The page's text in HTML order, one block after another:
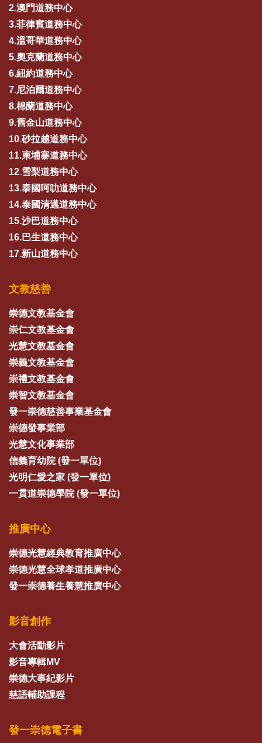
2.澳門道務中心
3.菲律賓道務中心
4.溫哥華道務中心
5.奧克蘭道務中心
6.紐約道務中心
7.尼泊爾道務中心
8.棉蘭道務中心
9.舊金山道務中心
10.砂拉越道務中心
11.柬埔寨道務中心
12.雪梨道務中心
13.泰國呵叻道務中心
14.泰國清邁道務中心
15.沙巴道務中心
16.巴生道務中心
17.新山道務中心
文教慈善
崇德文教基金會
崇仁文教基金會
光慧文教基金會
崇義文教基金會
崇禮文教基金會
崇智文教基金會
發一崇德慈善事業基金會
崇德發事業部
光慧文化事業部
信義育幼院 (發一單位)
光明仁愛之家 (發一單位)
一貫道崇德學院 (發一單位)
推廣中心
崇德光慧經典教育推廣中心
崇德光慧全球孝道推廣中心
發一崇德養生養慧推廣中心
影音創作
大會活動影片
影音專輯MV
崇德大事紀影片
慈語輔助課程
發一崇德電子書